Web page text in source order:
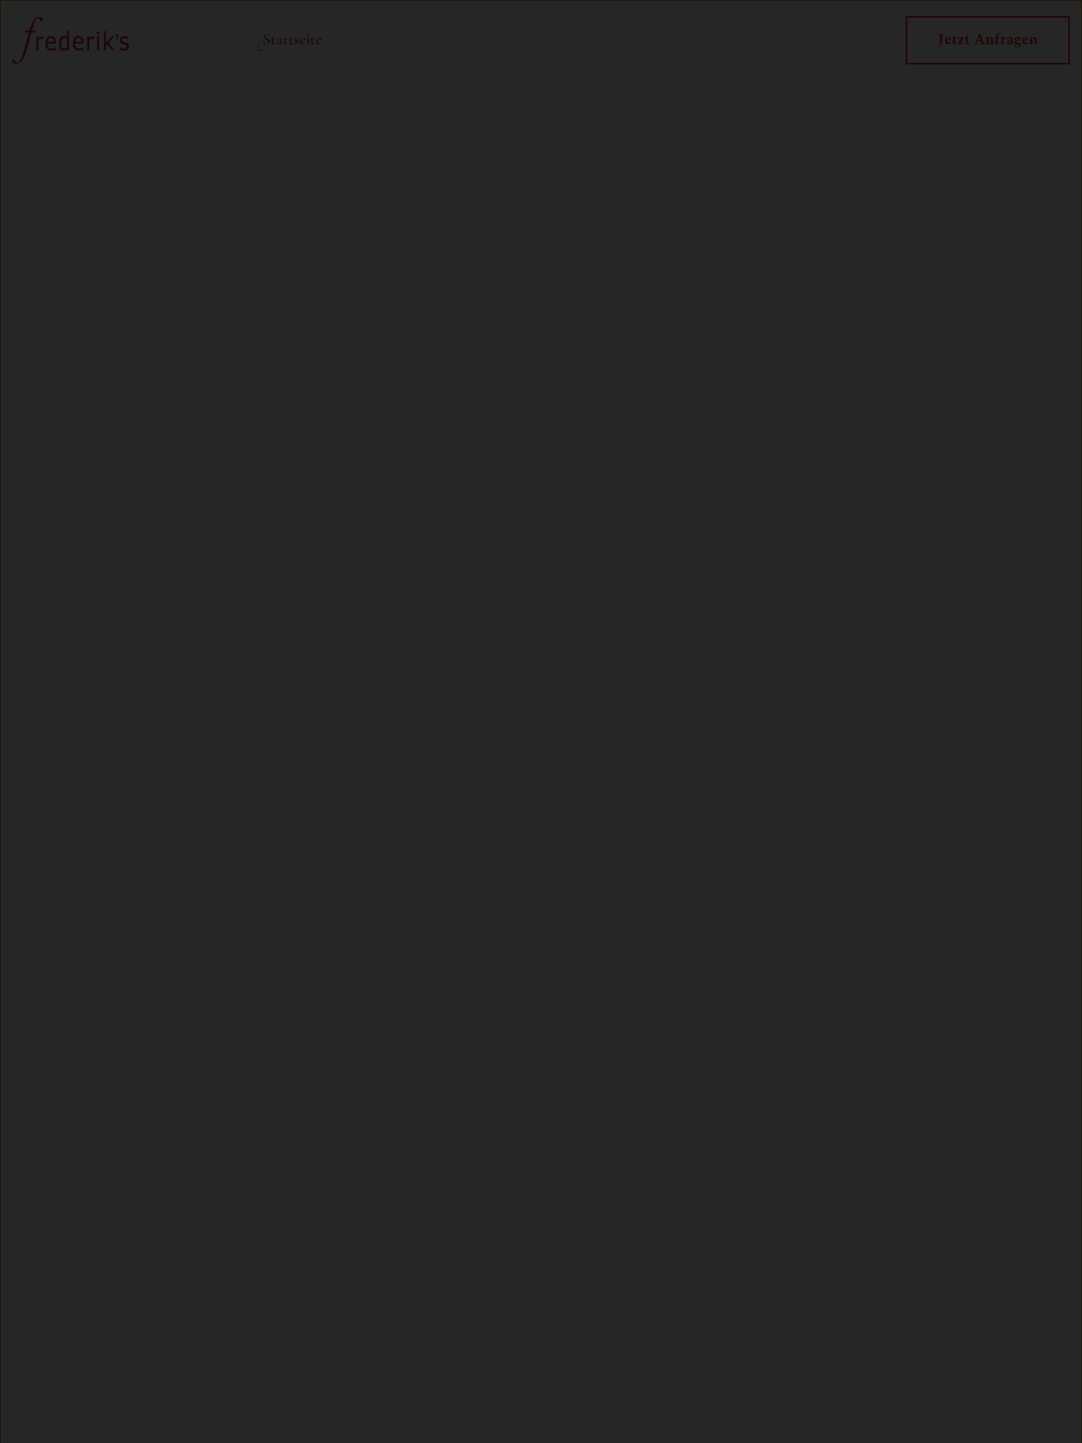
Startseite Jetzt Anfragen